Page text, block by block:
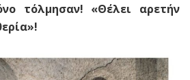
τόλμησαν! «Θέλει αρετήν